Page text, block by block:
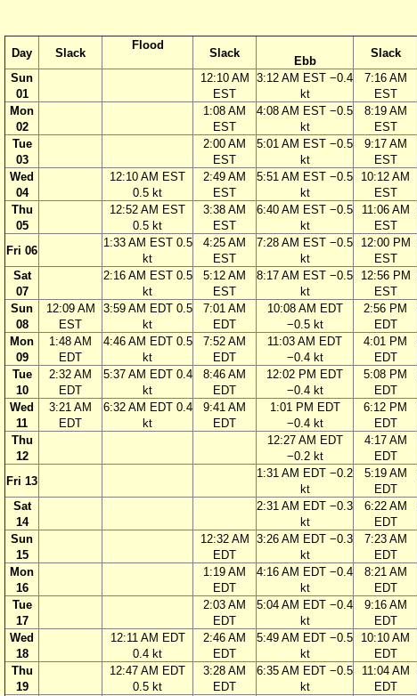
Day Slack
Flood
Slack
Ebb
Slack
Sun
01
12:10 AM
EST
3:12 AM EST −0.4
kt
7:16 AM
EST
Mon
02
1:08 AM
EST
4:08 AM EST −0.5
kt
8:19 AM
EST
Tue
03
2:00 AM
EST
5:01 AM EST −0.5
kt
9:17 AM
EST
Wed
04
12:10 AM EST
0.5 kt
2:49 AM
EST
5:51 AM EST −0.5
kt
10:12 AM
EST
Thu
05
12:52 AM EST
0.5 kt
3:38 AM
EST
6:40 AM EST −0.5
kt
11:06 AM
EST
Fri 06
1:33 AM EST 0.5
kt
4:25 AM
EST
7:28 AM EST −0.5
kt
12:00 PM
EST
Sat
07
2:16 AM EST 0.5
kt
5:12 AM
EST
8:17 AM EST −0.5
kt
12:56 PM
EST
Sun
08
12:09 AM
EST
3:59 AM EDT 0.5
kt
7:01 AM
EDT
10:08 AM EDT
−0.5 kt
2:56 PM
EDT
Mon
09
1:48 AM
EDT
4:46 AM EDT 0.5
kt
7:52 AM
EDT
11:03 AM EDT
−0.4 kt
4:01 PM
EDT
Tue
10
2:32 AM
EDT
5:37 AM EDT 0.4
kt
8:46 AM
EDT
12:02 PM EDT
−0.4 kt
5:08 PM
EDT
Wed
11
3:21 AM
EDT
6:32 AM EDT 0.4
kt
9:41 AM
EDT
1:01 PM EDT
−0.4 kt
6:12 PM
EDT
Thu
12
12:27 AM EDT
−0.2 kt
4:17 AM
EDT
Fri 13
1:31 AM EDT −0.2
kt
5:19 AM
EDT
Sat
14
2:31 AM EDT −0.3
kt
6:22 AM
EDT
Sun
15
12:32 AM
EDT
3:26 AM EDT −0.3
kt
7:23 AM
EDT
Mon
16
1:19 AM
EDT
4:16 AM EDT −0.4
kt
8:21 AM
EDT
Tue
17
2:03 AM
EDT
5:04 AM EDT −0.4
kt
9:16 AM
EDT
Wed
18
12:11 AM EDT
0.4 kt
2:46 AM
EDT
5:49 AM EDT −0.5
kt
10:10 AM
EDT
Thu
19
12:47 AM EDT
0.5 kt
3:28 AM
EDT
6:35 AM EDT −0.5
kt
11:04 AM
EDT